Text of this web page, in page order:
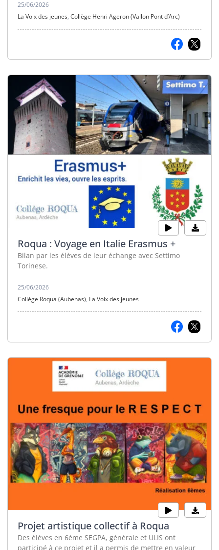
25/06/2026
La Voix des jeunes, Collège Henri Ageron (Vallon Pont d’Arc)
Roqua : Voyage en Italie Erasmus +
Bilan par les élèves de leur échange avec Settimo
Torinese.
25/06/2026
Collège Roqua (Aubenas), La Voix des jeunes
Projet artistique collectif à Roqua
Des élèves en 6ème SEGPA, générale et ULIS ont
participé à ce projet et il a permis de mettre en valeur